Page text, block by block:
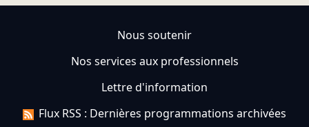
Nous soutenir
Nos services aux professionnels
Lettre d'information
Flux RSS : Dernières programmations archivées